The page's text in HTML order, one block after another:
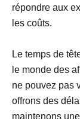
répondre aux
les coûts.
Le temps de
le monde des
ne pouvez pas
offrons des
maintenons